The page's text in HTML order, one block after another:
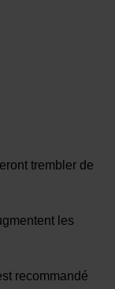
trembler de
les
recommandé